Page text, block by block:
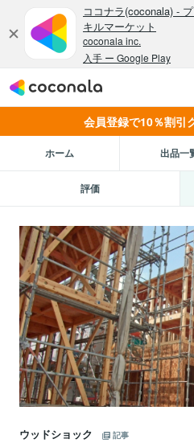
会員登録で10％割引
ホーム 出品一
評価
ウッドショック
記事